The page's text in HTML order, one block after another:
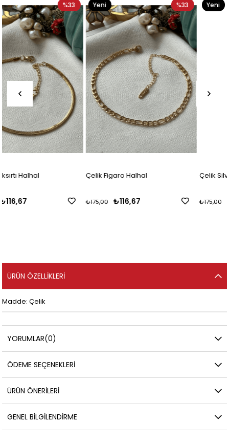
Çelik Figaro Halhal
₺175,00
%33
Yeni
Ürün
Çelik Silver Döner İtalyan Halhal
₺175,00
%33
Yeni
Ürün
ÜRÜN ÖZELLIKLERI
Madde: Çelik
YORUMLAR(0)
ÖDEME SEÇENEKLERI
ÜRÜN ÖNERILERI
GENEL BILGILENDIRME